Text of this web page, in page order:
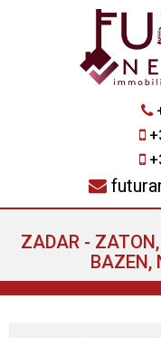
ZADAR -
BAZEN,